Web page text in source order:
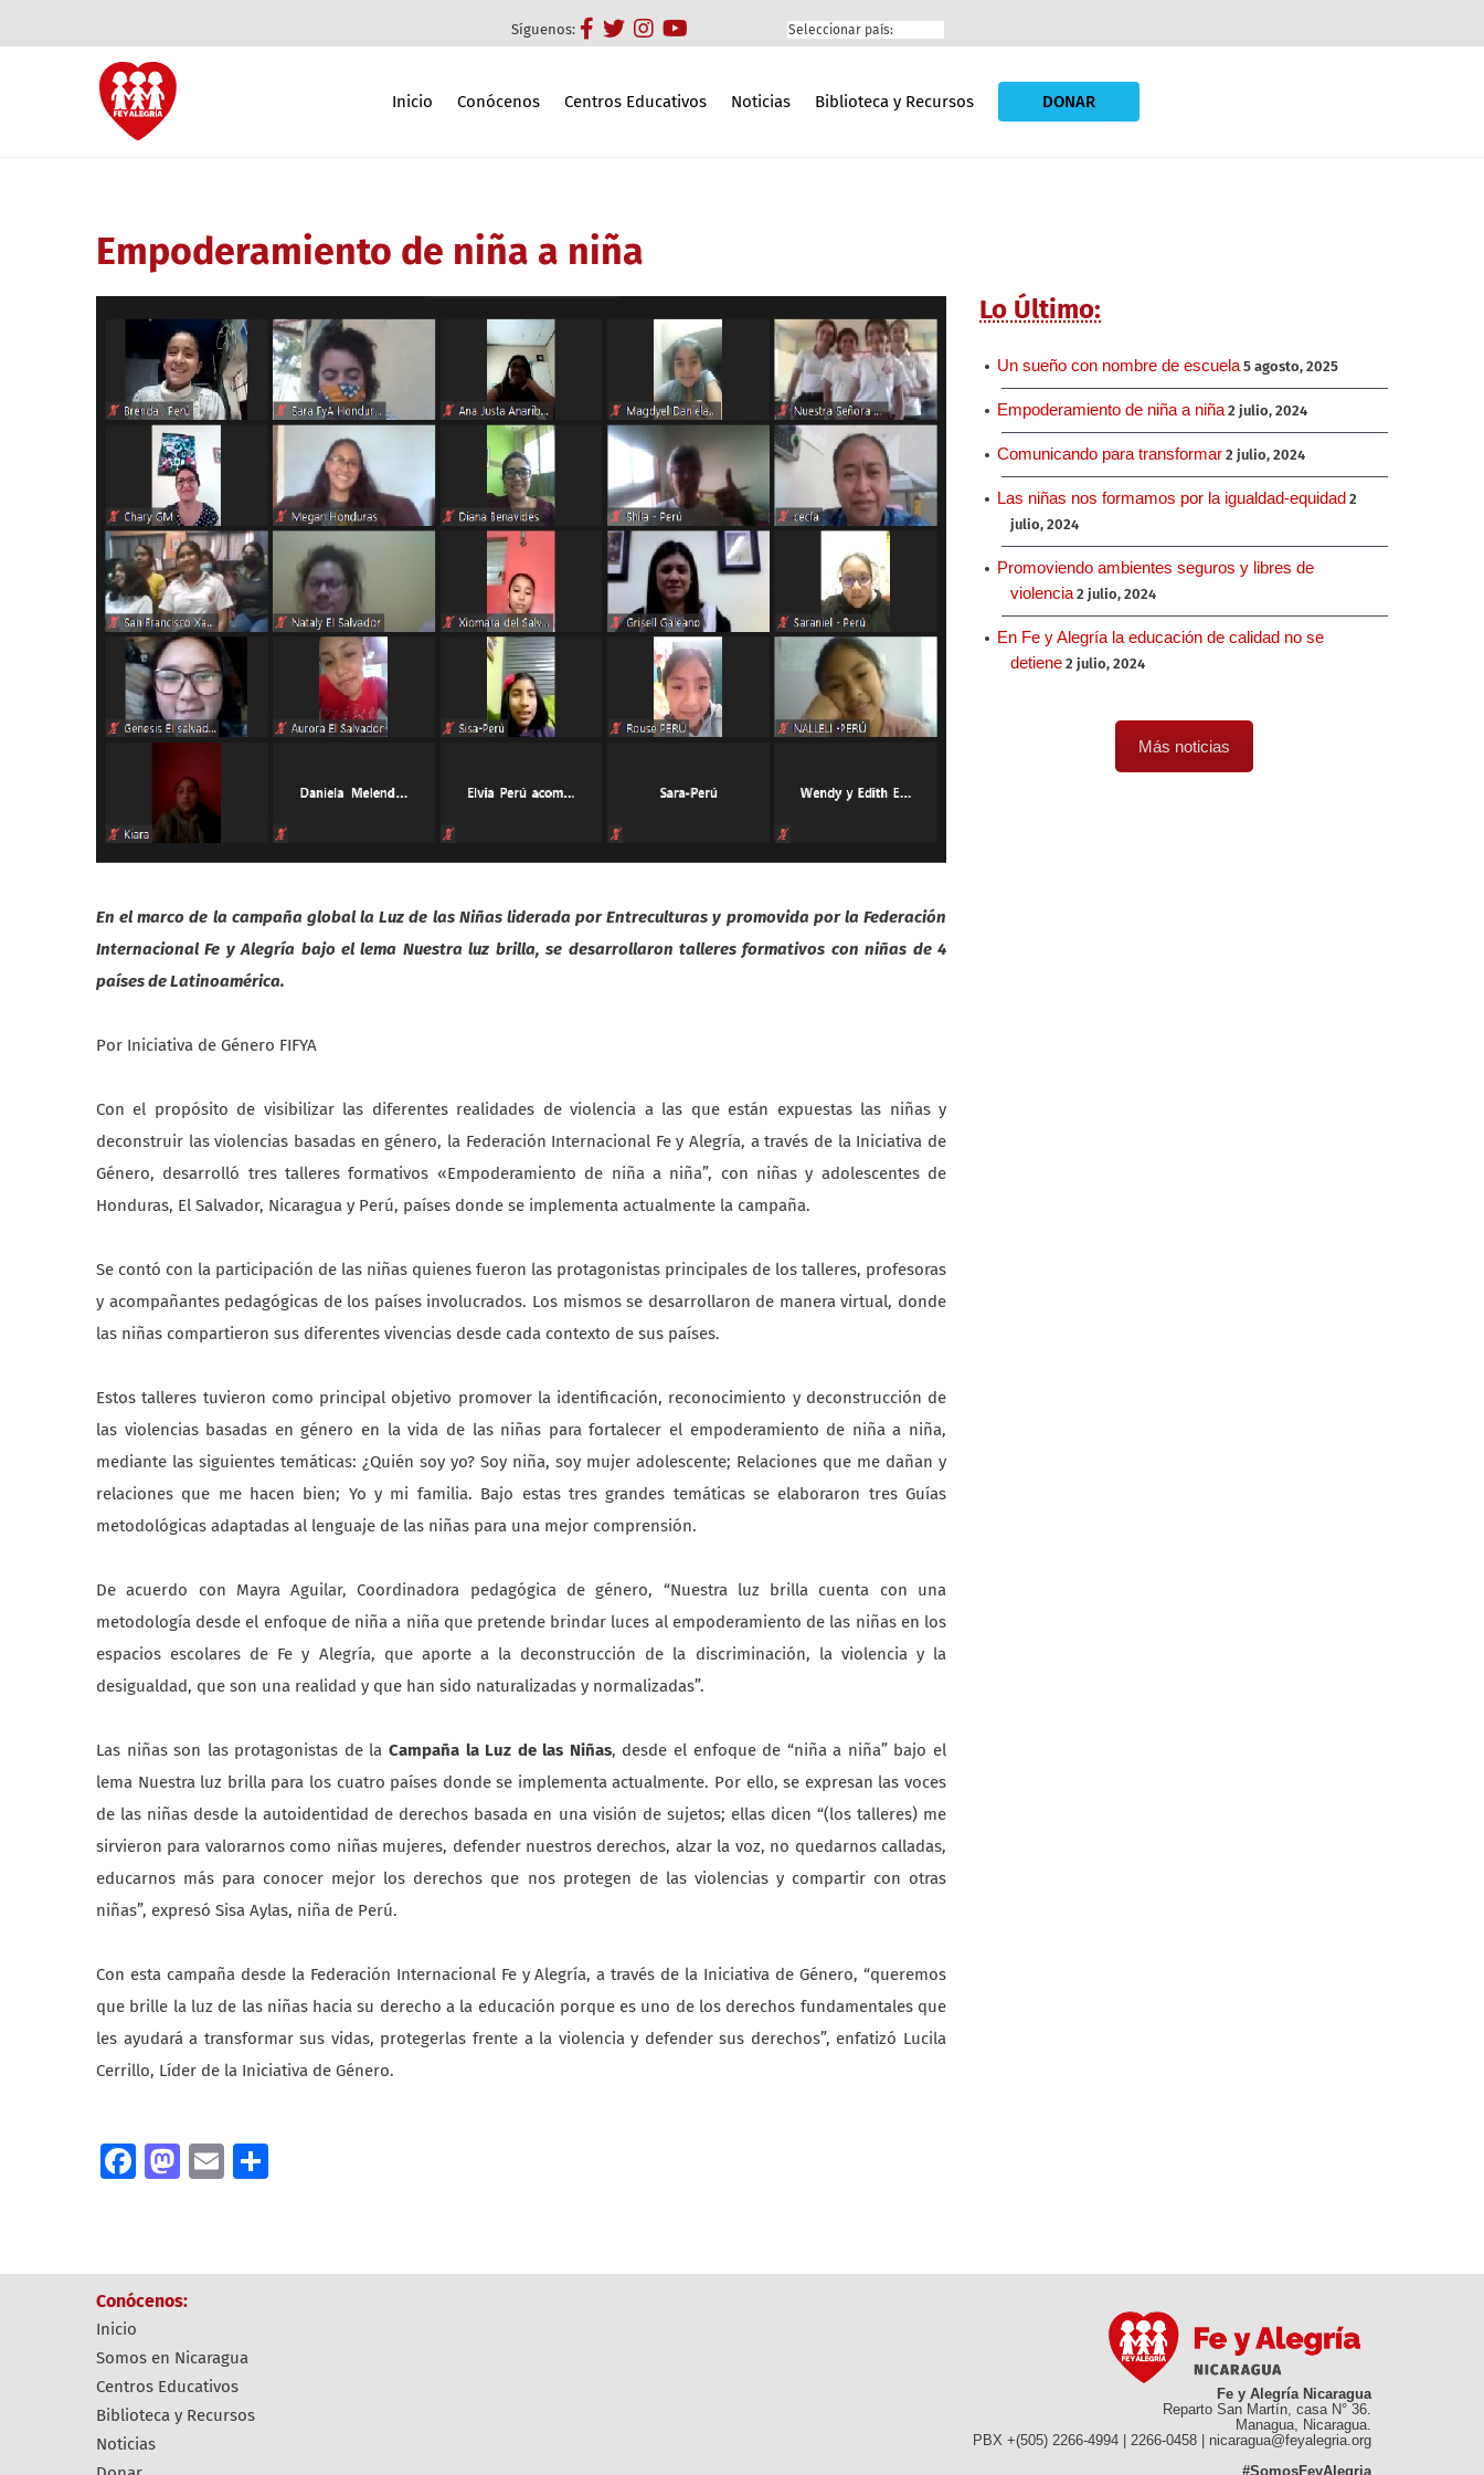
Síguenos:
Inicio Conócenos Centros Educativos Noticias Biblioteca y Recursos DONAR
Empoderamiento de niña a niña
En el marco de la campaña global la Luz de las Niñas liderada por Entreculturas y promovida por la Federación
Internacional Fe y Alegría bajo el lema Nuestra luz brilla, se desarrollaron talleres formativos con niñas de 4
países de Latinoamérica.
Por Iniciativa de Género FIFYA
Con el propósito de visibilizar las diferentes realidades de violencia a las que están expuestas las niñas y
deconstruir las violencias basadas en género, la Federación Internacional Fe y Alegría, a través de la Iniciativa de
Género, desarrolló tres talleres formativos «Empoderamiento de niña a niña”, con niñas y adolescentes de
Honduras, El Salvador, Nicaragua y Perú, países donde se implementa actualmente la campaña.
Se contó con la participación de las niñas quienes fueron las protagonistas principales de los talleres, profesoras
y acompañantes pedagógicas de los países involucrados. Los mismos se desarrollaron de manera virtual, donde
las niñas compartieron sus diferentes vivencias desde cada contexto de sus países.
Estos talleres tuvieron como principal objetivo promover la identificación, reconocimiento y deconstrucción de
las violencias basadas en género en la vida de las niñas para fortalecer el empoderamiento de niña a niña,
mediante las siguientes temáticas: ¿Quién soy yo? Soy niña, soy mujer adolescente; Relaciones que me dañan y
relaciones que me hacen bien; Yo y mi familia. Bajo estas tres grandes temáticas se elaboraron tres Guías
metodológicas adaptadas al lenguaje de las niñas para una mejor comprensión.
De acuerdo con Mayra Aguilar, Coordinadora pedagógica de género, “Nuestra luz brilla cuenta con una
metodología desde el enfoque de niña a niña que pretende brindar luces al empoderamiento de las niñas en los
espacios escolares de Fe y Alegría, que aporte a la deconstrucción de la discriminación, la violencia y la
desigualdad, que son una realidad y que han sido naturalizadas y normalizadas”.
Las niñas son las protagonistas de la Campaña la Luz de las Niñas, desde el enfoque de “niña a niña” bajo el
lema Nuestra luz brilla para los cuatro países donde se implementa actualmente. Por ello, se expresan las voces
de las niñas desde la autoidentidad de derechos basada en una visión de sujetos; ellas dicen “(los talleres) me
sirvieron para valorarnos como niñas mujeres, defender nuestros derechos, alzar la voz, no quedarnos calladas,
educarnos más para conocer mejor los derechos que nos protegen de las violencias y compartir con otras
niñas”, expresó Sisa Aylas, niña de Perú.
Con esta campaña desde la Federación Internacional Fe y Alegría, a través de la Iniciativa de Género, “queremos
que brille la luz de las niñas hacia su derecho a la educación porque es uno de los derechos fundamentales que
les ayudará a transformar sus vidas, protegerlas frente a la violencia y defender sus derechos”, enfatizó Lucila
Cerrillo, Líder de la Iniciativa de Género.
Lo Último:
Un sueño con nombre de escuela 5 agosto, 2025
Empoderamiento de niña a niña 2 julio, 2024
Comunicando para transformar 2 julio, 2024
Las niñas nos formamos por la igualdad-equidad 2
julio, 2024
Promoviendo ambientes seguros y libres de
violencia 2 julio, 2024
En Fe y Alegría la educación de calidad no se
detiene 2 julio, 2024
Más noticias
FacebookMastodonEmail
Conócenos:
Inicio
Somos en Nicaragua
Centros Educativos
Biblioteca y Recursos
Noticias
Fe y Alegría Nicaragua
Reparto San Martín, casa N° 36.
Managua, Nicaragua.
PBX +(505) 2266-4994 | 2266-0458 | nicaragua@feyalegria.org
#SomosFeyAlegria